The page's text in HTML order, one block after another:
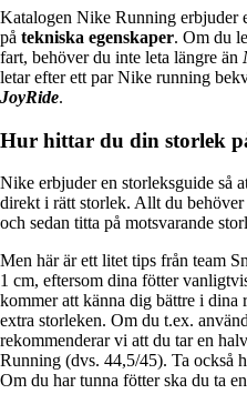
Katalogen Nike Running erbjuder
på tekniska egenskaper. Om du
fart, behöver du inte leta längre än
letar efter ett par Nike running
JoyRide.
Hur hittar du din storlek
Nike erbjuder en storleksguide så
direkt i rätt storlek. Allt du
och sedan titta på motsvarande
Men här är ett litet tips från team
1 cm, eftersom dina fötter
kommer att känna dig bättre i
extra storleken. Om du t.ex.
rekommenderar vi att du tar en
Running (dvs. 44,5/45). Ta också
Om du har tunna fötter ska du ta